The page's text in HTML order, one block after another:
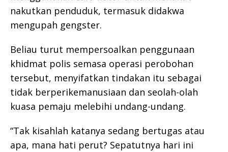
nakutkan penduduk, termasuk didakwa
mengupah gengster.
Beliau turut mempersoalkan penggunaan
khidmat polis semasa operasi perobohan
tersebut, menyifatkan tindakan itu sebagai
tidak berperikemanusiaan dan seolah-olah
kuasa pemaju melebihi undang-undang.
“Tak kisahlah katanya sedang bertugas atau
apa, mana hati perut? Sepatutnya hari ini